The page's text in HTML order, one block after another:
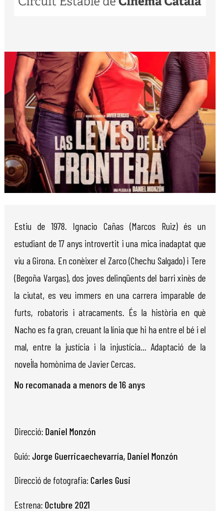
Estiu de 1978. Ignacio Cañas (Marcos Ruiz) és un
estudiant de 17 anys introvertit i una mica inadaptat que
viu a Girona. En conèixer el Zarco (Chechu Salgado) i Tere
(Begoña Vargas), dos joves delinqüents del barri xinès de
la ciutat, es veu immers en una carrera imparable de
furts, robatoris i atracaments. És la història en què
Nacho es fa gran, creuant la línia que hi ha entre el bé i el
mal, entre la justícia i la injustícia... Adaptació de la
novel·la homònima de Javier Cercas.
No recomanada a menors de 16 anys
Direcció: Daniel Monzón
Guió: Jorge Guerricaechevarría, Daniel Monzón
Direcció de fotografia: Carles Gusi
Estrena: Octubre 2021